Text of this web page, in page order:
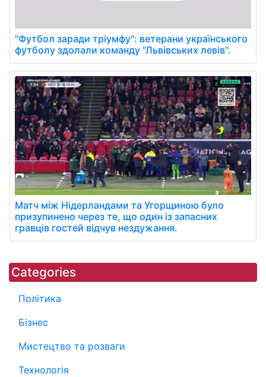
"Футбол заради тріумфу": ветерани українського
футболу здолали команду "Львівських левів".
Матч між Нідерландами та Угорщиною було
призупинено через те, що один із запасних
гравців гостей відчув нездужання.
Categories
Політика
Бізнес
Мистецтво та розваги
Технологія